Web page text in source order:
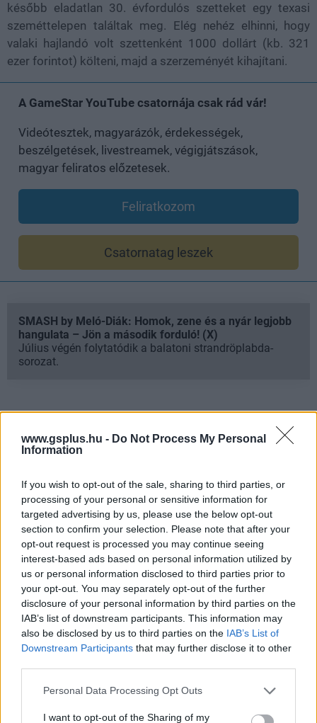
www.gsplus.hu - Do Not Process My Personal
Information
If you wish to opt-out of the sale, sharing to third parties, or
processing of your personal or sensitive information for
targeted advertising by us, please use the below opt-out
section to confirm your selection. Please note that after your
opt-out request is processed you may continue seeing
interest-based ads based on personal information utilized by
us or personal information disclosed to third parties prior to
your opt-out. You may separately opt-out of the further
disclosure of your personal information by third parties on the
IAB’s list of downstream participants. This information may
also be disclosed by us to third parties on the IAB’s List of
Downstream Participants that may further disclose it to other
Please note that this website/app uses one or more Google
not limited to your visit or usage behaviour. You may click to
Personal Data Processing Opt Outs
I want to opt-out of the Sharing of my
később eladatlan 30. évfordulós szetteket egy texasi
szeméttelepen találtak meg. Elég nehéz elhinni, hogy
valaki hajlandó volt szettenként 1000 dollárt (kb. 321
ezer forintot) költeni, majd a szerzeményét kihajítani.
A GameStar YouTube csatornája csak rád vár!
Videótesztek, magyarázók, érdekességek,
beszélgetések, livestreamek, végigjátszások,
magyar feliratos előzetesek.
Feliratkozom
Csatornatag leszek
SMASH by Meló-Diák: Homok, zene és a nyár legjobb
hangulata – Jön a második forduló! (X)
Július végén folytatódik a balatoni strandröplabda-
sorozat.
Címkék: #magic: the gathering
#wizards of the coast
#hasbro
Hozzászólások
A magyarul is Wonder Man
című sorozat szinkronjában a